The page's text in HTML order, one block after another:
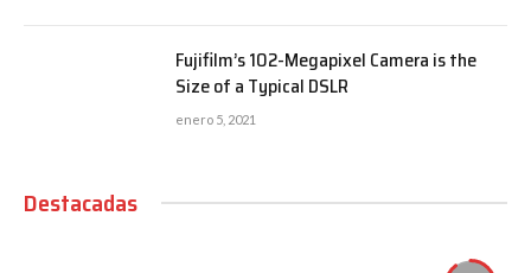
Fujifilm’s 102-Megapixel Camera is the
Size of a Typical DSLR
enero 5, 2021
Destacadas